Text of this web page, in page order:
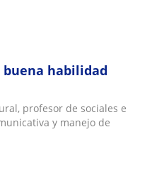
buena habilidad
profesor de sociales e
y manejo de